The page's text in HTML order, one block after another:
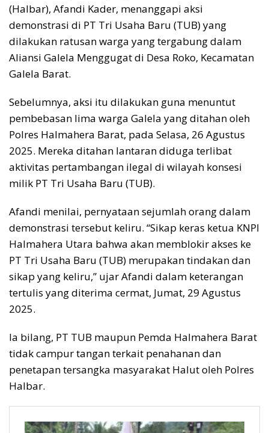
(Halbar), Afandi Kader, menanggapi aksi
demonstrasi di PT Tri Usaha Baru (TUB) yang
dilakukan ratusan warga yang tergabung dalam
Aliansi Galela Menggugat di Desa Roko, Kecamatan
Galela Barat.
Sebelumnya, aksi itu dilakukan guna menuntut
pembebasan lima warga Galela yang ditahan oleh
Polres Halmahera Barat, pada Selasa, 26 Agustus
2025. Mereka ditahan lantaran diduga terlibat
aktivitas pertambangan ilegal di wilayah konsesi
milik PT Tri Usaha Baru (TUB).
Afandi menilai, pernyataan sejumlah orang dalam
demonstrasi tersebut keliru. “Sikap keras ketua KNPI
Halmahera Utara bahwa akan memblokir akses ke
PT Tri Usaha Baru (TUB) merupakan tindakan dan
sikap yang keliru,” ujar Afandi dalam keterangan
tertulis yang diterima cermat, Jumat, 29 Agustus
2025.
Ia bilang, PT TUB maupun Pemda Halmahera Barat
tidak campur tangan terkait penahanan dan
penetapan tersangka masyarakat Halut oleh Polres
Halbar.